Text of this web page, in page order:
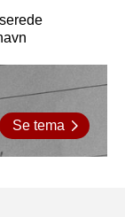
Se tema